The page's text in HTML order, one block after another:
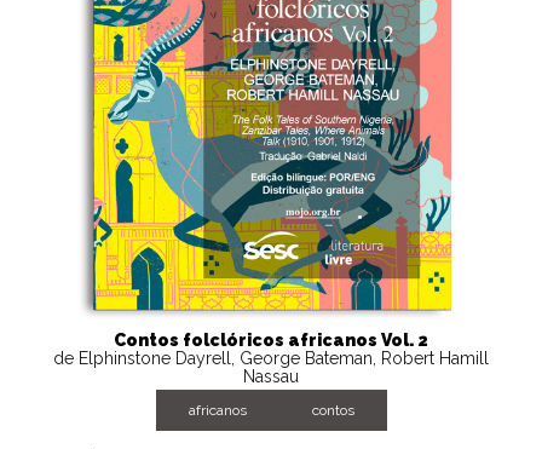
Contos folclóricos africanos Vol. 2
de Elphinstone Dayrell, George Bateman, Robert Hamill
Nassau
africanos contos